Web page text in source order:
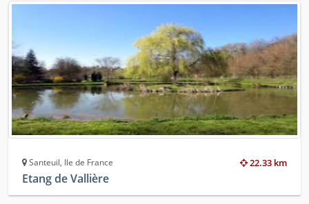
22.33 km
Santeuil, Ile de France
Etang de Vallière